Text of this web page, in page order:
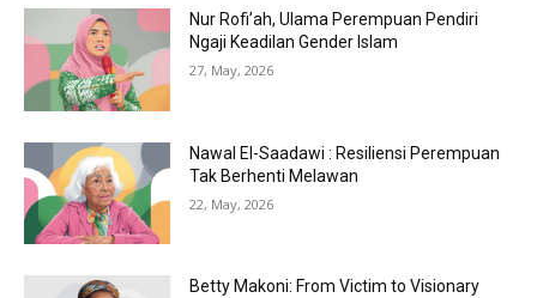
Nur Rofi’ah, Ulama Perempuan Pendiri
Ngaji Keadilan Gender Islam
27, May, 2026
Nawal El-Saadawi : Resiliensi Perempuan
Tak Berhenti Melawan
22, May, 2026
Betty Makoni: From Victim to Visionary